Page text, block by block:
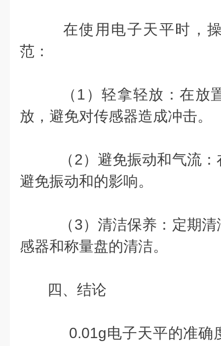
在使用电子天平时，
范：
（1）轻拿轻放：在放
放，避免对传感器造成冲击。
（2）避免振动和气流：
避免振动和的影响。
（3）清洁保养：定期清
感器和称量盘的清洁。
四、结论
0.01g电子天平的准确